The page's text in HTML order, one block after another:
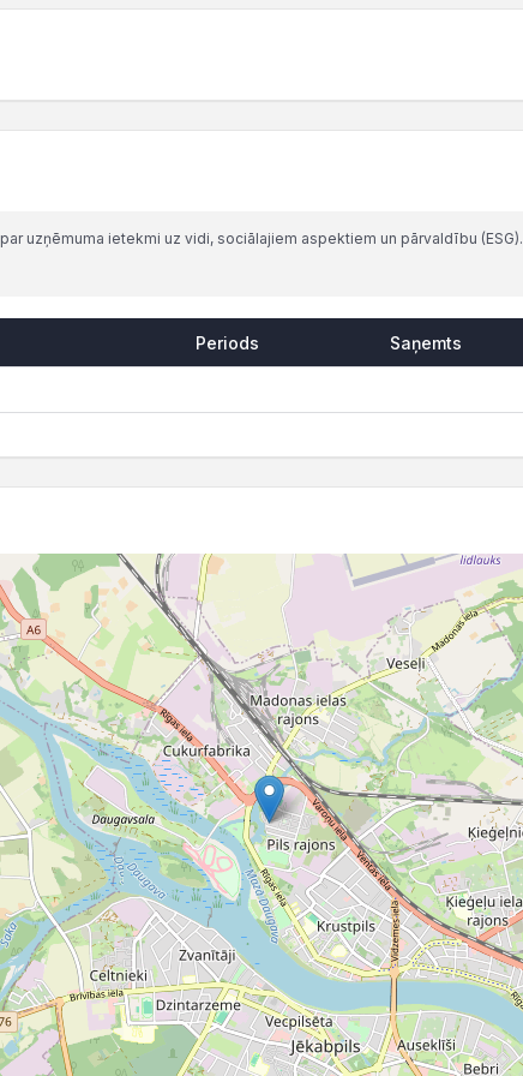
uzņēmuma ietekmi uz vidi, sociālajiem aspektiem un pārvaldību (ESG).
Periods Saņemts